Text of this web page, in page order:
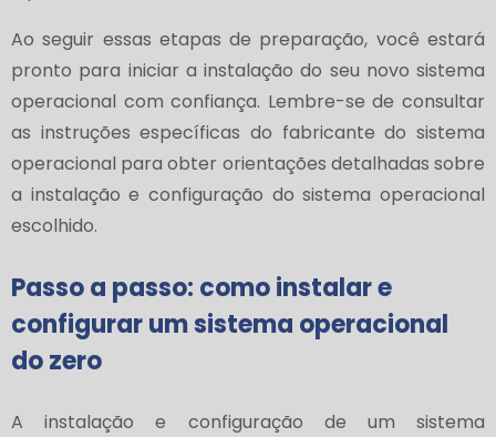
Ao seguir essas etapas de preparação, você estará
pronto para iniciar a instalação do seu novo sistema
operacional com confiança. Lembre-se de consultar
as instruções específicas do fabricante do sistema
operacional para obter orientações detalhadas sobre
a instalação e configuração do sistema operacional
escolhido.
Passo a passo: como instalar e
configurar um sistema operacional
do zero
A instalação e configuração de um sistema